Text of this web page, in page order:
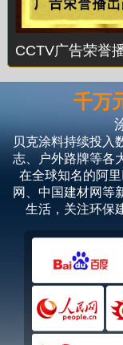
CCTV广告荣誉
千万
贝克涂料持续投入
志、户外路牌等各
在全球知名的阿
网、中国建材网等
生活，关注环保